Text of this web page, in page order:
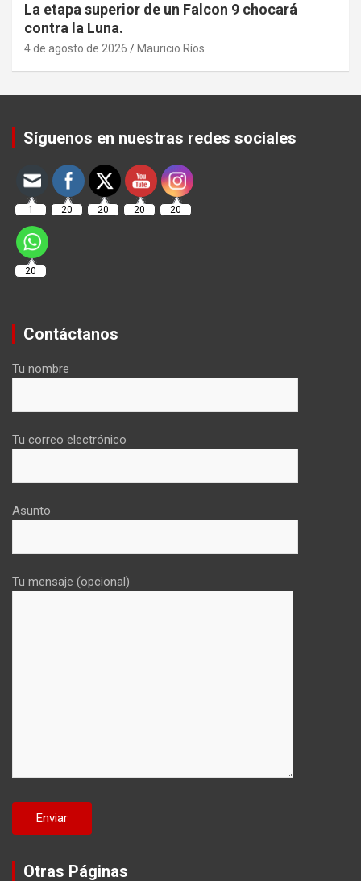
La etapa superior de un Falcon 9 chocará
contra la Luna.
4 de agosto de 2026 Mauricio Ríos
Síguenos en nuestras redes sociales
1 20 20 20 20
20
Contáctanos
Tu nombre
Tu correo electrónico
Asunto
Tu mensaje (opcional)
Otras Páginas